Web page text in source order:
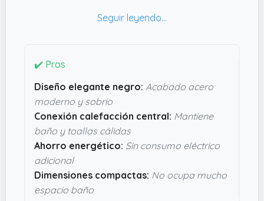
elegante que encaja en baños contemporáneos
Con unas dimensiones de
peso de5.4 kg, es un radiador robusto pero que
no ocupa mucho espacio. Al no ser eléctrico, es
más eficiente y seguro, y su instalación a la
calefacción central evita gastos extra de luz.
Aunque no incluye batería, eso no afecta a su
función principal. Me parece una opción fiable
para quien quiera un toallero funcional y con
buen diseño sin complicarse la vida.
✔️ Pros
Diseño elegante negro: Acabado acero
moderno y sobrio
Conexión calefacción central: Mantiene
baño y toallas cálidas
Ahorro energético: Sin consumo eléctrico
adicional
Dimensiones compactas: No ocupa mucho
espacio baño